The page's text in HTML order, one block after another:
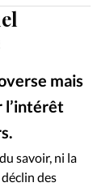
mais
l’intérêt
savoir, ni la
des